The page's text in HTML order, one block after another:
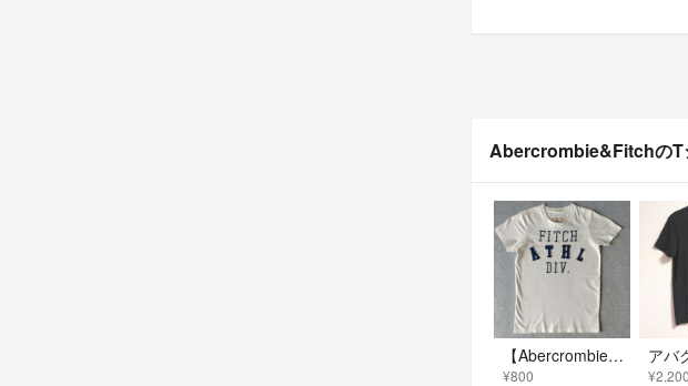
Abercrombie&FitchのT
【Abercrombie＆Fitch】Tシャツ メンズS
¥800 ¥2,200